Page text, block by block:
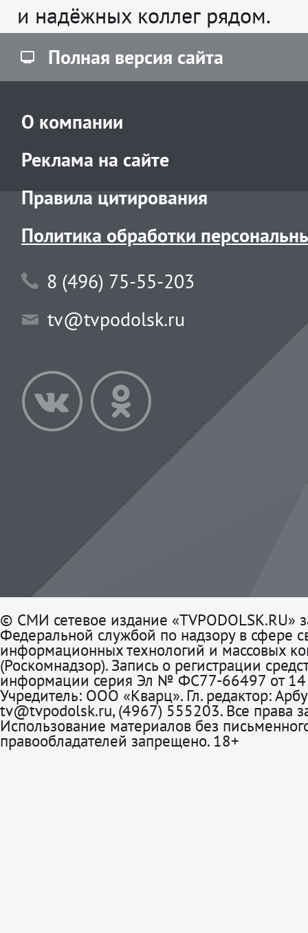
и надёжных коллег рядом.
Полная версия сайта
О компании
Реклама на сайте
Правила цитирования
Политика обработки
8 (496) 75-55-203
tv@tvpodolsk.ru
© СМИ сетевое издание «TVPODOLSK.RU»
Федеральной службой по надзору в сфере
информационных технологий и массовых
(Роскомнадзор). Запись о регистрации
информации серия Эл № ФС77-66497 от 14
Учредитель: ООО «Кварц». Гл. редактор:
tv@tvpodolsk.ru, (4967) 555203. Все права
Использование материалов без
правообладателей запрещено. 18+